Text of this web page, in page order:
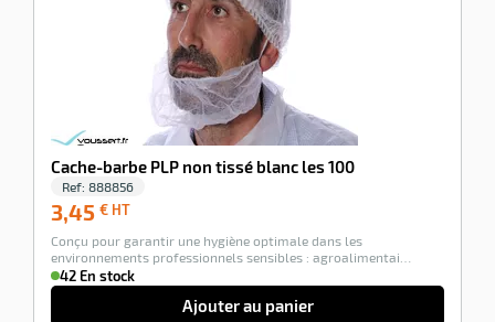
Cache-barbe PLP non tissé blanc les 100
Ref: 888856
3,45 € HT
HT
Conçu pour garantir une hygiène optimale dans les
environnements professionnels sensibles : agroalimentai…
42 En stock
Ajouter au panier